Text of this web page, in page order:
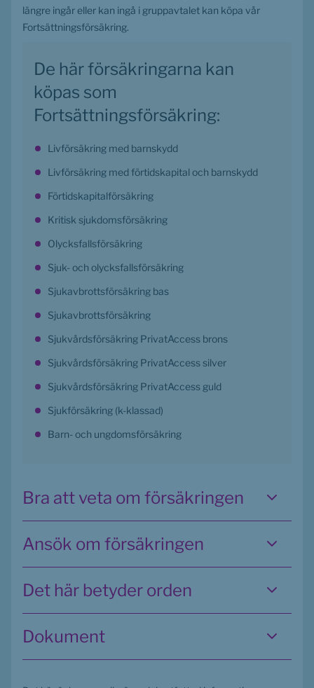
längre ingår eller kan ingå i gruppavtalet kan köpa vår
Fortsättningsförsäkring.
De här försäkringarna kan
köpas som
Fortsättningsförsäkring:
Livförsäkring med barnskydd
Livförsäkring med förtidskapital och barnskydd
Förtidskapitalförsäkring
Kritisk sjukdomsförsäkring
Olycksfallsförsäkring
Sjuk- och olycksfallsförsäkring
Sjukavbrottsförsäkring bas
Sjukavbrottsförsäkring
Sjukvårdsförsäkring PrivatAccess brons
Sjukvårdsförsäkring PrivatAccess silver
Sjukvårdsförsäkring PrivatAccess guld
Sjukförsäkring (k-klassad)
Barn- och ungdomsförsäkring
Bra att veta om försäkringen
Ansök om försäkringen
Det här betyder orden
Dokument